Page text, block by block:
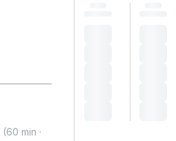
(60 min ·